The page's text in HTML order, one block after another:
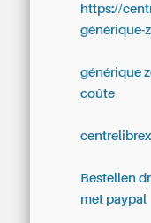
https://
générique-
générique
coûte
Bestellen
met paypal